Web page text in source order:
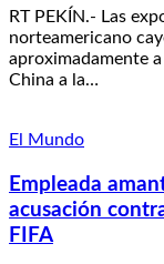
RT PEKÍN.- Las
norteamericano
aproximadamente
China a la…
El Mundo
Empleada
acusación
FIFA